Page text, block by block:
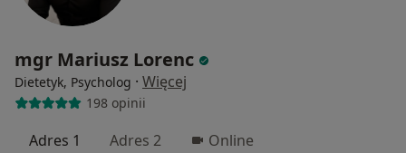
mgr Mariusz Lorenc
Dietetyk, Psycholog · Więcej
198 opinii
Adres 1 Adres 2 Online